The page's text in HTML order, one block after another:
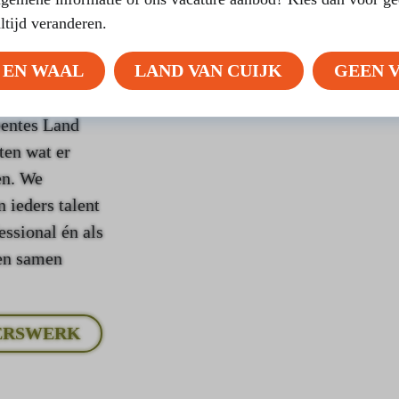
Land
wat er
We
ieders talent
én als
samen
veranderen.
WAAL LAND VAN CUIJK GEEN